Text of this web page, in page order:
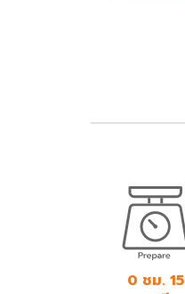
0 ชม. 15